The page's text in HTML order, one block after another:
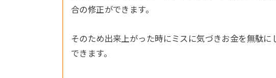
合の修正ができます。
そのため出来上がった時にミスに気づきお金を無駄
できます。